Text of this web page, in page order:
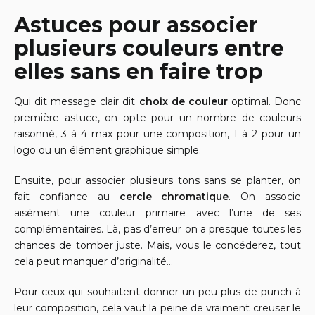
Astuces pour associer
plusieurs couleurs entre
elles sans en faire trop
Qui dit message clair dit choix de couleuroptimal. Donc
première astuce, on opte pour un nombre de couleurs
raisonné, 3 à 4 max pour une composition, 1 à 2 pour un
logo ou un élément graphique simple.
Ensuite, pour associer plusieurs tons sans se planter, on
fait confiance au cercle chromatique. On associe
aisément une couleur primaire avec l’une de ses
complémentaires. Là, pas d’erreur on a presque toutes les
chances de tomber juste. Mais, vous le concéderez, tout
cela peut manquer d’originalité…
Pour ceux qui souhaitent donner un peu plus de punch à
leur composition, cela vaut la peine de vraiment creuser le